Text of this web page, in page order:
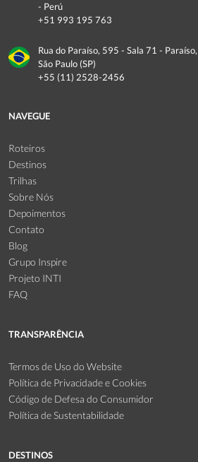
- Perú
+51 993 195 763
Rua do Paraíso, 595 - Sala 71 - Paraíso,
São Paulo (SP)
+55 (11) 2528-2456
NAVEGUE
Roteiros
Destinos
Trilhas
Sobre Nós
Depoimentos
Contato
Blog
Grupo Inspire
Projeto INTI
FAQ
TRANSPARÊNCIA
Termos de Uso do Website
Política de Privacidade e Cookies
Código de Defesa do Consumidor
Política de Sustentabilidade
DESTINOS